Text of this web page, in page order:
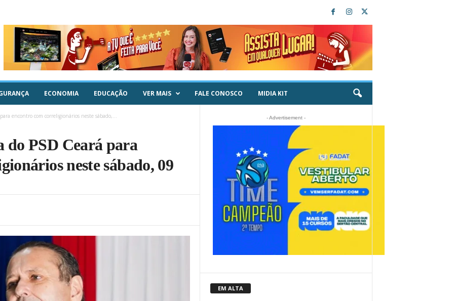
ECONOMIA EDUCAÇÃO VER MAIS FALE CONOSCO MIDIA KIT
encontro com correligionários neste sábado,...
do PSD Ceará para
neste sábado, 09
- Advertisement -
EM ALTA